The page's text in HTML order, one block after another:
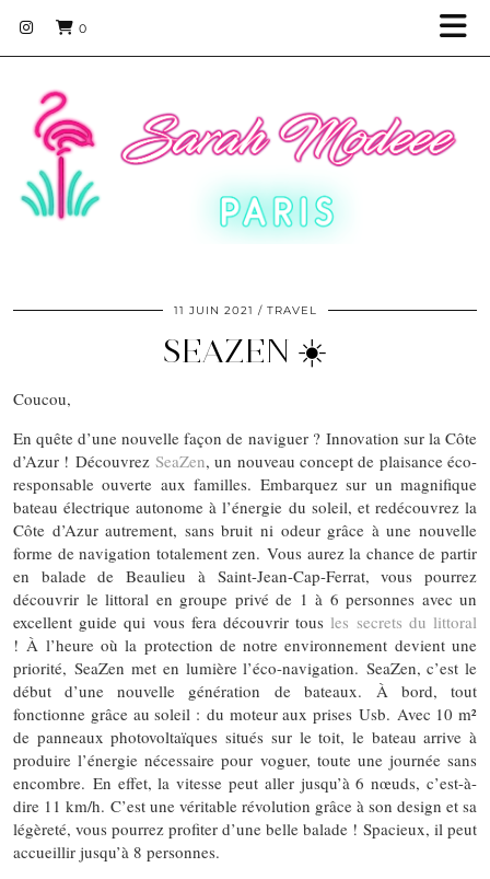
0
11 JUIN 2021 TRAVEL
SEAZEN ☀️
Coucou,
En quête d’une nouvelle façon de naviguer ? Innovation sur la Côte
d’Azur ! Découvrez SeaZen, un nouveau concept de plaisance éco-
responsable ouverte aux familles. Embarquez sur un magnifique
bateau électrique autonome à l’énergie du soleil, et redécouvrez la
Côte d’Azur autrement, sans bruit ni odeur grâce à une nouvelle
forme de navigation totalement zen. Vous aurez la chance de partir
en balade de Beaulieu à Saint-Jean-Cap-Ferrat, vous pourrez
découvrir le littoral en groupe privé de 1 à 6 personnes avec un
excellent guide qui vous fera découvrir tous les secrets du littoral
! À l’heure où la protection de notre environnement devient une
priorité, SeaZen met en lumière l’éco-navigation. SeaZen, c’est le
début d’une nouvelle génération de bateaux. À bord, tout
fonctionne grâce au soleil : du moteur aux prises Usb. Avec 10 m²
de panneaux photovoltaïques situés sur le toit, le bateau arrive à
produire l’énergie nécessaire pour voguer, toute une journée sans
encombre. En effet, la vitesse peut aller jusqu’à 6 nœuds, c’est-à-
dire 11 km/h. C’est une véritable révolution grâce à son design et sa
légèreté, vous pourrez profiter d’une belle balade ! Spacieux, il peut
accueillir jusqu’à 8 personnes.